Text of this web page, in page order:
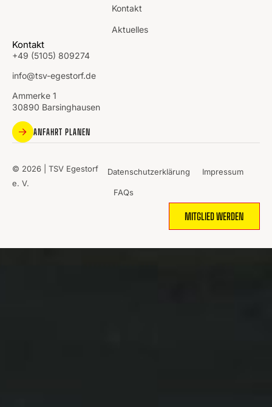
Kontakt
Aktuelles
Kontakt
+49 (5105) 809274
info@tsv-egestorf.de
Ammerke 1
30890 Barsinghausen
ANFAHRT PLANEN
© 2026 | TSV Egestorf
e. V.
Datenschutzerklärung Impressum
FAQs
MITGLIED WERDEN